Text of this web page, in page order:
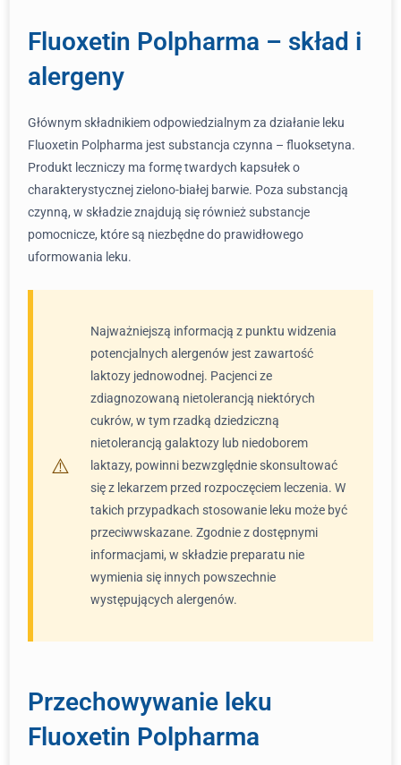
Fluoxetin Polpharma – skład i
alergeny
Głównym składnikiem odpowiedzialnym za działanie leku
Fluoxetin Polpharma jest substancja czynna – fluoksetyna.
Produkt leczniczy ma formę twardych kapsułek o
charakterystycznej zielono-białej barwie. Poza substancją
czynną, w składzie znajdują się również substancje
pomocnicze, które są niezbędne do prawidłowego
uformowania leku.
Najważniejszą informacją z punktu widzenia
potencjalnych alergenów jest zawartość
laktozy jednowodnej. Pacjenci ze
zdiagnozowaną nietolerancją niektórych
cukrów, w tym rzadką dziedziczną
nietolerancją galaktozy lub niedoborem
laktazy, powinni bezwzględnie skonsultować
się z lekarzem przed rozpoczęciem leczenia. W
takich przypadkach stosowanie leku może być
przeciwwskazane. Zgodnie z dostępnymi
informacjami, w składzie preparatu nie
wymienia się innych powszechnie
występujących alergenów.
Przechowywanie leku
Fluoxetin Polpharma